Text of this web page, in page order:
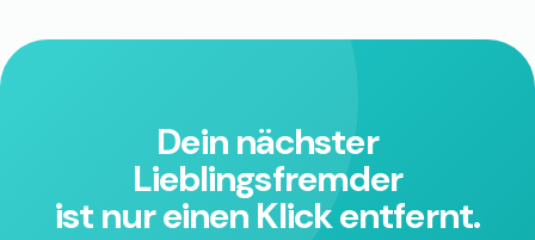
Dein nächster
Lieblingsfremder
ist nur einen Klick entfernt.